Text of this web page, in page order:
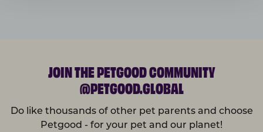
JOIN THE PETGOOD COMMUNITY
@PETGOOD.GLOBAL
Do like thousands of other pet parents and choose
Petgood - for your pet and our planet!